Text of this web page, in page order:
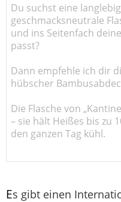
Du suchst eine
geschmacksneutrale
und ins Seitenfach
passt?
Dann empfehle ich dir
hübscher
Die Flasche von
– sie hält Heißes bis zu
den ganzen Tag kühl.
Es gibt einen